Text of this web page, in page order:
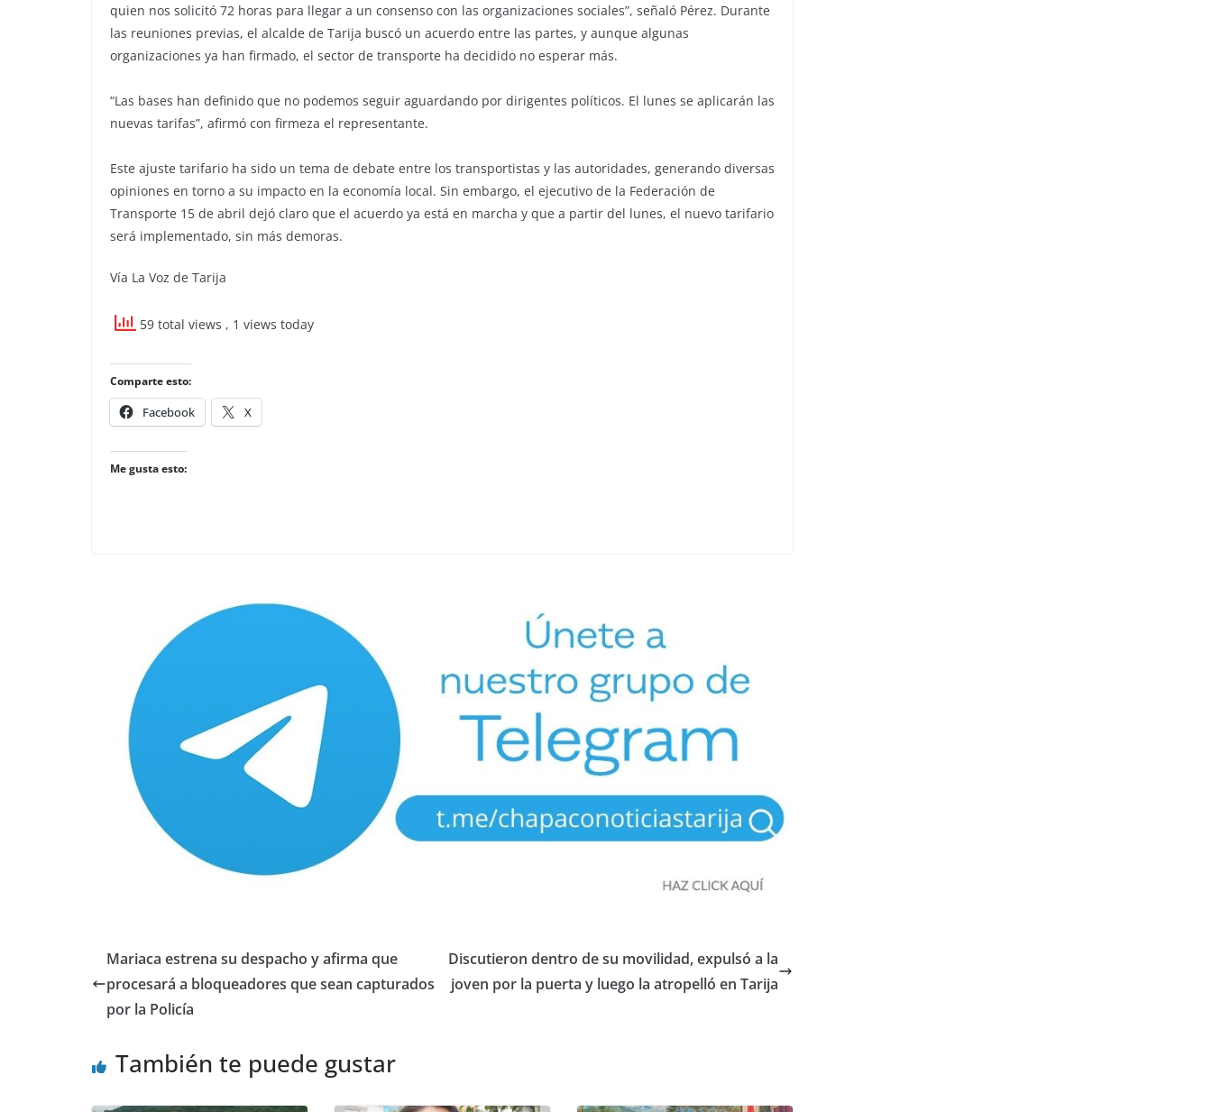
quien nos solicitó 72 horas para llegar a un consenso con las organizaciones sociales”, señaló Pérez. Durante
las reuniones previas, el alcalde de Tarija buscó un acuerdo entre las partes, y aunque algunas
organizaciones ya han firmado, el sector de transporte ha decidido no esperar más.
“Las bases han definido que no podemos seguir aguardando por dirigentes políticos. El lunes se aplicarán las
nuevas tarifas”, afirmó con firmeza el representante.
Este ajuste tarifario ha sido un tema de debate entre los transportistas y las autoridades, generando diversas
opiniones en torno a su impacto en la economía local. Sin embargo, el ejecutivo de la Federación de
Transporte 15 de abril dejó claro que el acuerdo ya está en marcha y que a partir del lunes, el nuevo tarifario
será implementado, sin más demoras.
Vía La Voz de Tarija
59 total views , 1 views today
Comparte esto:
Facebook X
Me gusta esto:
Mariaca estrena su despacho y afirma que
procesará a bloqueadores que sean capturados
por la Policía
Discutieron dentro de su movilidad, expulsó a la
joven por la puerta y luego la atropelló en Tarija
También te puede gustar